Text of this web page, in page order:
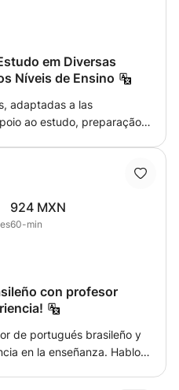
em Diversas
Níveis de Ensino
adaptadas a las
ao estudo, preparação
autonomía y
Naturais e Espanhol.
924 MXN
60-min
con profesor
de portugués brasileño y
en la enseñanza. Hablo